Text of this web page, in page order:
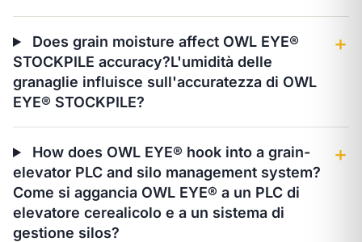
Does grain moisture affect OWL EYE®
STOCKPILE accuracy?L'umidità delle
granaglie influisce sull'accuratezza di OWL
EYE® STOCKPILE?
＋
How does OWL EYE® hook into a grain-
elevator PLC and silo management system?
Come si aggancia OWL EYE® a un PLC di
elevatore cerealicolo e a un sistema di
gestione silos?
＋